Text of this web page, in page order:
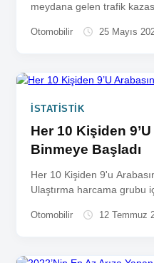
meydana gelen trafik
Otomobilir 25 Mayıs
İSTATISTIK
Her 10 Kişiden
Binmeye Başladı
Her 10 Kişiden 9'u
Ulaştırma harcama grubu
Otomobilir 12 Temmuz